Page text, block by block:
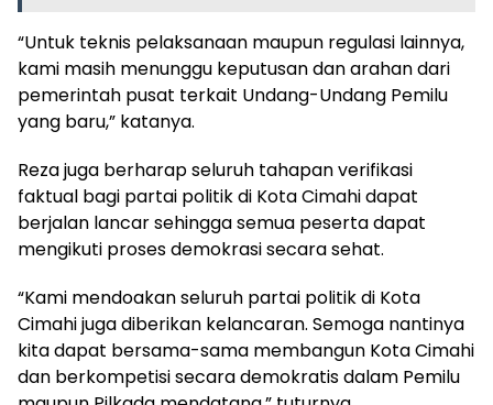
“Untuk teknis pelaksanaan maupun regulasi lainnya,
kami masih menunggu keputusan dan arahan dari
pemerintah pusat terkait Undang-Undang Pemilu
yang baru,” katanya.
Reza juga berharap seluruh tahapan verifikasi
faktual bagi partai politik di Kota Cimahi dapat
berjalan lancar sehingga semua peserta dapat
mengikuti proses demokrasi secara sehat.
“Kami mendoakan seluruh partai politik di Kota
Cimahi juga diberikan kelancaran. Semoga nantinya
kita dapat bersama-sama membangun Kota Cimahi
dan berkompetisi secara demokratis dalam Pemilu